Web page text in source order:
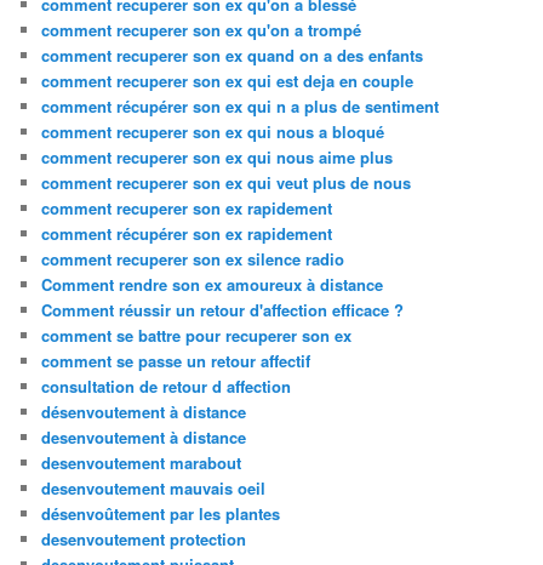
comment recuperer son ex qu'on a trompé
comment recuperer son ex quand on a des enfants
comment recuperer son ex qui est deja en couple
comment récupérer son ex qui n a plus de sentiment
comment recuperer son ex qui nous a bloqué
comment recuperer son ex qui nous aime plus
comment recuperer son ex qui veut plus de nous
comment recuperer son ex rapidement
comment récupérer son ex rapidement
comment recuperer son ex silence radio
Comment rendre son ex amoureux à distance
Comment réussir un retour d'affection efficace ?
comment se battre pour recuperer son ex
comment se passe un retour affectif
consultation de retour d affection
désenvoutement à distance
desenvoutement à distance
desenvoutement marabout
desenvoutement mauvais oeil
désenvoûtement par les plantes
desenvoutement protection